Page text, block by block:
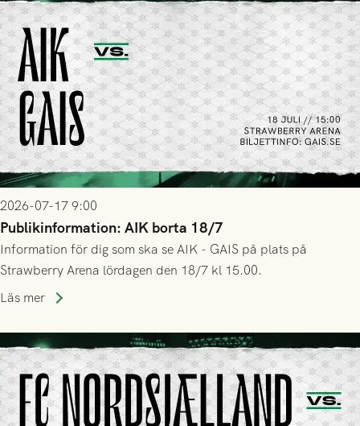
2026-07-17 9:00
Publikinformation: AIK borta 18/7
Information för dig som ska se AIK - GAIS på plats på
Strawberry Arena lördagen den 18/7 kl 15.00.
Läs mer